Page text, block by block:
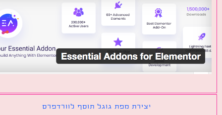
יצירת מפת גוגל תוסף לוורדפרס